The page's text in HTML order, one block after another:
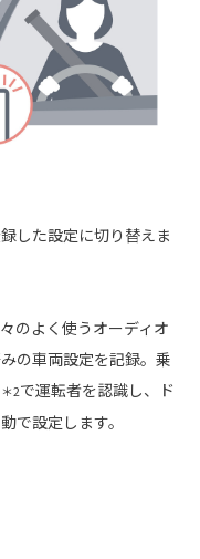
した設定に切り替えま
のよく使うオーディオ
の車両設定を記録。乗
＊2で運転者を認識し、ド
で設定します。